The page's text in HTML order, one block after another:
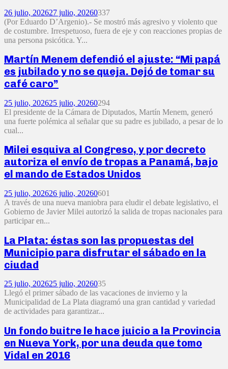
26 julio, 202627 julio, 20260337
(Por Eduardo D’Argenio).- Se mostró más agresivo y violento que
de costumbre. Irrespetuoso, fuera de eje y con reacciones propias de
una persona psicótica. Y...
Martín Menem defendió el ajuste: “Mi papá
es jubilado y no se queja. Dejó de tomar su
café caro”
25 julio, 202625 julio, 20260294
El presidente de la Cámara de Diputados, Martín Menem, generó
una fuerte polémica al señalar que su padre es jubilado, a pesar de lo
cual...
Milei esquiva al Congreso, y por decreto
autoriza el envío de tropas a Panamá, bajo
el mando de Estados Unidos
25 julio, 202626 julio, 20260601
A través de una nueva maniobra para eludir el debate legislativo, el
Gobierno de Javier Milei autorizó la salida de tropas nacionales para
participar en...
La Plata: éstas son las propuestas del
Municipio para disfrutar el sábado en la
ciudad
25 julio, 202625 julio, 2026035
Llegó el primer sábado de las vacaciones de invierno y la
Municipalidad de La Plata diagramó una gran cantidad y variedad
de actividades para garantizar...
Un fondo buitre le hace juicio a la Provincia
en Nueva York, por una deuda que tomo
Vidal en 2016